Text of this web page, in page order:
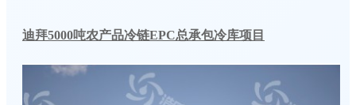
迪拜5000吨农产品冷链EPC总承包冷库项目